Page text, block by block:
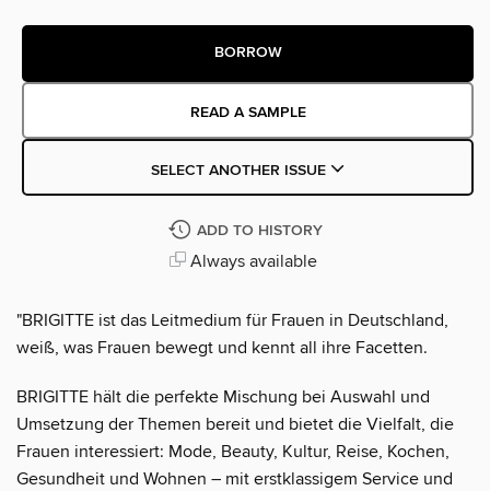
BORROW
READ A SAMPLE
SELECT ANOTHER ISSUE
ADD TO HISTORY
Always available
"BRIGITTE ist das Leitmedium für Frauen in Deutschland,
weiß, was Frauen bewegt und kennt all ihre Facetten.
BRIGITTE hält die perfekte Mischung bei Auswahl und
Umsetzung der Themen bereit und bietet die Vielfalt, die
Frauen interessiert: Mode, Beauty, Kultur, Reise, Kochen,
Gesundheit und Wohnen – mit erstklassigem Service und